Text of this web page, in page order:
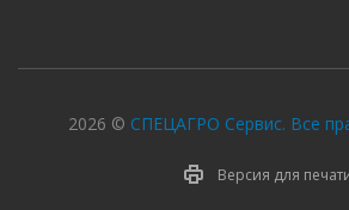
2026 © СПЕЦАГРО Сервис. Все
Версия для